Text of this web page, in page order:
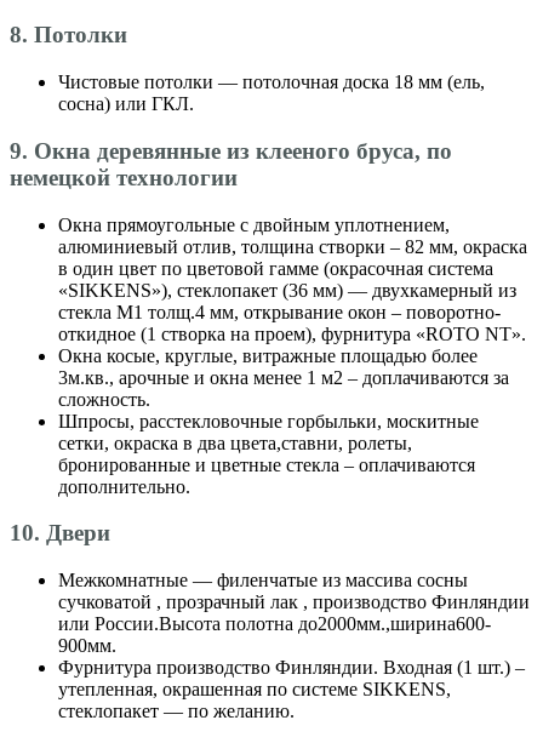
8. Потолки
Чистовые потолки — потолочная доска 18 мм (ель,
сосна) или ГКЛ.
9. Окна деревянные из клееного бруса, по
немецкой технологии
Окна прямоугольные с двойным уплотнением,
алюминиевый отлив, толщина створки – 82 мм, окраска
в один цвет по цветовой гамме (окрасочная система
«SIKKENS»), стеклопакет (36 мм) — двухкамерный из
стекла М1 толщ.4 мм, открывание окон – поворотно-
откидное (1 створка на проем), фурнитура «ROTO NT».
Окна косые, круглые, витражные площадью более
3м.кв., арочные и окна менее 1 м2 – доплачиваются за
сложность.
Шпросы, расстекловочные горбыльки, москитные
сетки, окраска в два цвета,ставни, ролеты,
бронированные и цветные стекла – оплачиваются
дополнительно.
10. Двери
Межкомнатные — филенчатые из массива сосны
сучковатой , прозрачный лак , производство Финляндии
или России.Высота полотна до2000мм.,ширина600-
900мм.
Фурнитура производство Финляндии. Входная (1 шт.) –
утепленная, окрашенная по системе SIKKENS,
стеклопакет — по желанию.